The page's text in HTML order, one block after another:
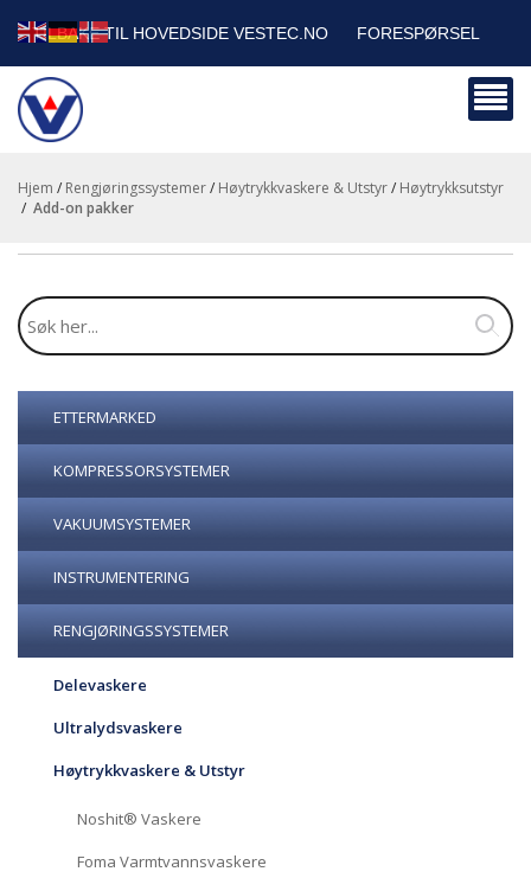
TILBAKE TIL HOVEDSIDE VESTEC.NO FORESPØRSEL
HANDLEVOGN
BEDRIFTSKUNDER
Hjem / Rengjøringssystemer/ Høytrykkvaskere & Utstyr/ Høytrykksutstyr
/
add-on pakker
ETTERMARKED
KOMPRESSORSYSTEMER
VAKUUMSYSTEMER
INSTRUMENTERING
RENGJØRINGSSYSTEMER
Delevaskere
Ultralydsvaskere
Høytrykkvaskere & Utstyr
Noshit® Vaskere
Foma Varmtvannsvaskere